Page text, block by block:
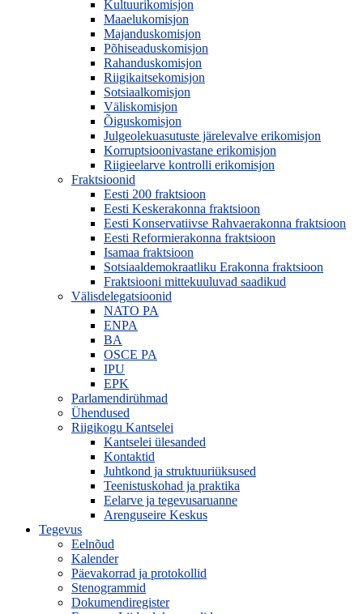
Kultuurikomisjon
Maaelukomisjon
Majanduskomisjon
Põhiseaduskomisjon
Rahanduskomisjon
Riigikaitsekomisjon
Sotsiaalkomisjon
Väliskomisjon
Õiguskomisjon
Julgeolekuasutuste järelevalve erikomisjon
Korruptsioonivastane erikomisjon
Riigieelarve kontrolli erikomisjon
Fraktsioonid
Eesti 200 fraktsioon
Eesti Keskerakonna fraktsioon
Eesti Konservatiivse Rahvaerakonna fraktsioon
Eesti Reformierakonna fraktsioon
Isamaa fraktsioon
Sotsiaaldemokraatliku Erakonna fraktsioon
Fraktsiooni mittekuuluvad saadikud
Välisdelegatsioonid
NATO PA
ENPA
BA
OSCE PA
IPU
EPK
Parlamendirühmad
Ühendused
Riigikogu Kantselei
Kantselei ülesanded
Kontaktid
Juhtkond ja struktuuriüksused
Teenistuskohad ja praktika
Eelarve ja tegevusaruanne
Arenguseire Keskus
Tegevus
Eelnõud
Kalender
Päevakorrad ja protokollid
Stenogrammid
Dokumendiregister